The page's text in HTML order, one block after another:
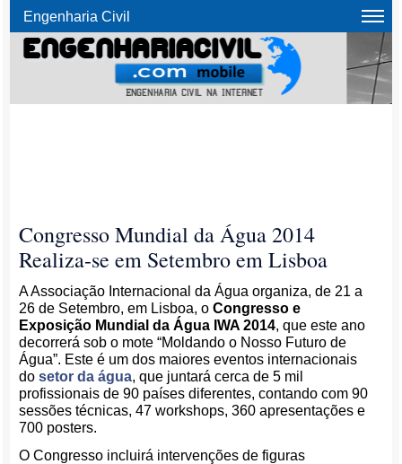
Engenharia Civil
Congresso Mundial da Água 2014
Realiza-se em Setembro em Lisboa
A Associação Internacional da Água organiza, de 21 a
26 de Setembro, em Lisboa, oCongresso e
Exposição Mundial da Água IWA 2014, que este ano
decorrerá sob o mote “Moldando o Nosso Futuro de
Água”. Este é um dos maiores eventos internacionais
dosetor da água, que juntará cerca de 5 mil
profissionais de 90 países diferentes, contando com 90
sessões técnicas, 47 workshops, 360 apresentações e
700 posters.
O Congresso incluirá intervenções de figuras